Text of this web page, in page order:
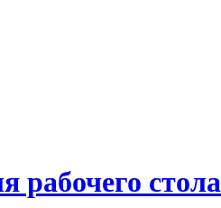
рабочего стола